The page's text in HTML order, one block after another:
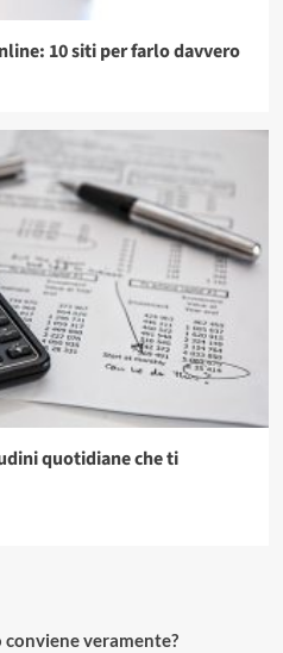
10 siti per farlo davvero
quotidiane che ti
veramente?